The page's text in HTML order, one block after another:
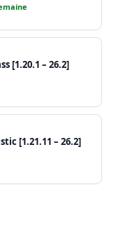
[1.20.1 – 26.2]
[1.21.11 – 26.2]